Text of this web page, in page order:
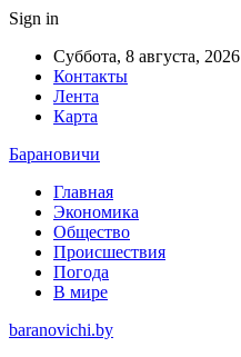
Sign in
Суббота, 8 августа, 2026
Контакты
Лента
Карта
Барановичи
Главная
Экономика
Общество
Происшествия
Погода
В мире
baranovichi.by